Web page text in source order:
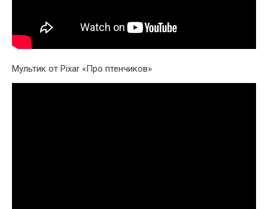
Мультик от Pixar «Про птенчиков»